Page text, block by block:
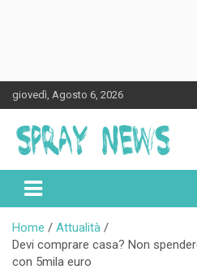
Skip
to
content
giovedì, Agosto 6, 2026
Spraynews.it
Home
Attualità
Devi comprare casa? Non
con 5mila euro